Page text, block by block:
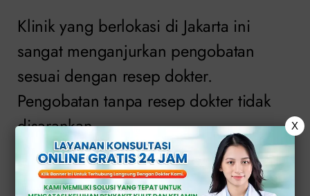
Klinik yang berlokasi di Jakarta ini
sangat menganjurkan pengobatan
sesuai dengan resep dokter.
Pengobatan tanpa resep dokter tidak
disarankan.
Daftar Isi
X